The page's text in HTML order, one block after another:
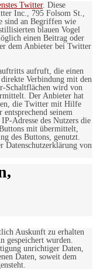
Twitter. Diese
Inc., 795 Folsom St.,
sind an Begriffen wie
blauen Vogel
einen Beitrag oder
dem Anbieter bei Twitter
aufruft, die einen
Verbindung mit den
Schaltflächen wird von
Der Anbieter hat
die Twitter mit Hilfe
seinem
Adresse des Nutzers die
mit übermittelt,
des Buttons, genutzt.
Datenschutzerklärung von
Auskunft zu erhalten
gespeichert wurden.
unrichtiger Daten,
Daten, soweit dem